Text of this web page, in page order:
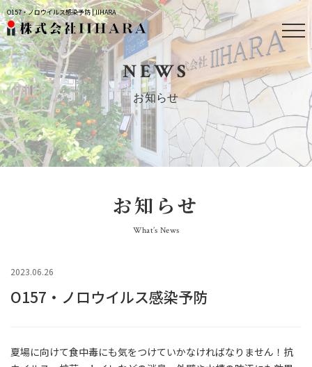
O157・ノロウイルス感染予防 | IIHARA
NEWS
お知らせ
お知らせ
What’s News
2023.06.26
O157・ノロウイルス感染予防
夏場に向けて食中毒にも気をつけていかなければなりません！抗